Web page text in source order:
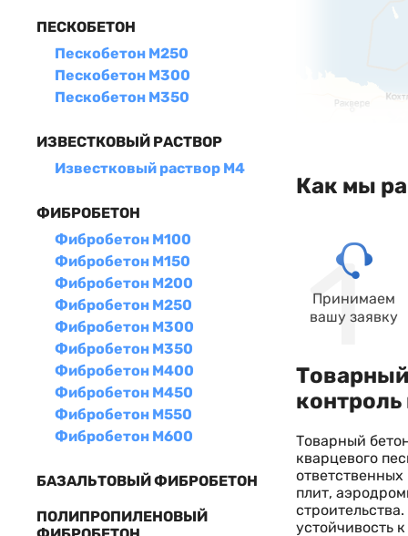
ПЕСКОБЕТОН
Пескобетон М250
Пескобетон М300
Пескобетон М350
ИЗВЕСТКОВЫЙ РАСТВОР
Известковый раствор М4
ФИБРОБЕТОН
Фибробетон М100
Фибробетон М150
Фибробетон М200
Фибробетон М250
Фибробетон М300
Фибробетон М350
Фибробетон М400
Фибробетон М450
Фибробетон М550
Фибробетон М600
БАЗАЛЬТОВЫЙ ФИБРОБЕТОН
ПОЛИПРОПИЛЕНОВЫЙ
Как мы
Принимаем
вашу заявку
контроль
Товарный
кварцевого
плит,
устойчивость